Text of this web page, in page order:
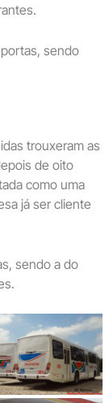
sendo
trouxeram as
de oito
como uma
já ser cliente
sendo a do